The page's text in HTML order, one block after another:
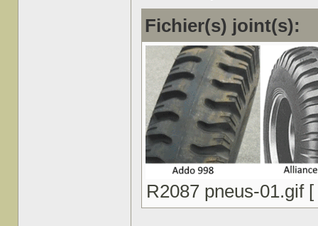
Fichier(s) joint(s):
R2087 pneus-01.gif